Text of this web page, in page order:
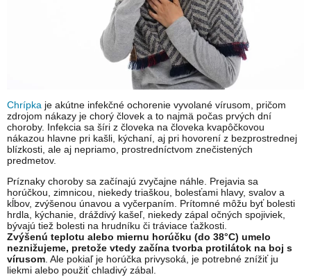
Chrípka je akútne infekčné ochorenie vyvolané vírusom, pričom
zdrojom nákazy je chorý človek a to najmä počas prvých dní
choroby. Infekcia sa šíri z človeka na človeka kvapôčkovou
nákazou hlavne pri kašli, kýchaní, aj pri hovorení z bezprostrednej
blízkosti, ale aj nepriamo, prostredníctvom znečistených
predmetov.
Príznaky choroby sa začínajú zvyčajne náhle. Prejavia sa
horúčkou, zimnicou, niekedy triaškou, bolesťami hlavy, svalov a
kĺbov, zvýšenou únavou a vyčerpaním. Prítomné môžu byť bolesti
hrdla, kýchanie, dráždivý kašeľ, niekedy zápal očných spojiviek,
bývajú tiež bolesti na hrudníku či tráviace ťažkosti.
Zvýšenú teplotu alebo miernu horúčku (do 38°C) umelo
neznižujeme, pretože vtedy začína tvorba protilátok na boj s
vírusom. Ale pokiaľ je horúčka privysoká, je potrebné znížiť ju
liekmi alebo použiť chladivý zábal.